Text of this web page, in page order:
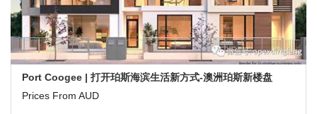
Port Coogee | 打开珀斯海滨生活新方式-澳洲珀斯新楼盘
Prices From AUD